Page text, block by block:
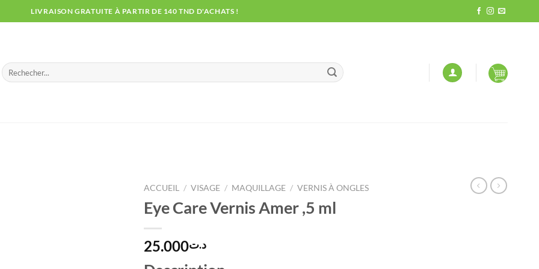
LIVRAISON GRATUITE À PARTIR DE 140 TND D'ACHATS !
Recherche
pour :
ACCUEIL / VISAGE / MAQUILLAGE / VERNIS À ONGLES
Eye Care Vernis Amer ,5 ml
د.ت25.000